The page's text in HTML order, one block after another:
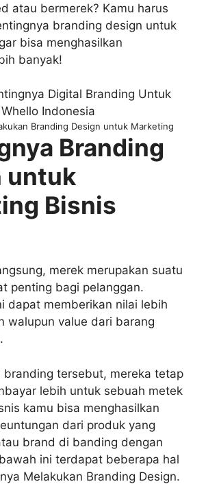
atau bermerek? Kamu harus
branding design untuk
bisa menghasilkan
banyak!
Branding Design untuk Marketing
Branding
untuk
Bisnis
merek merupakan suatu
penting bagi pelanggan.
dapat memberikan nilai lebih
walupun value dari barang
branding tersebut, mereka tetap
lebih untuk sebuah metek
kamu bisa menghasilkan
dari produk yang
brand di banding dengan
ini terdapat beberapa hal
Melakukan Branding Design.